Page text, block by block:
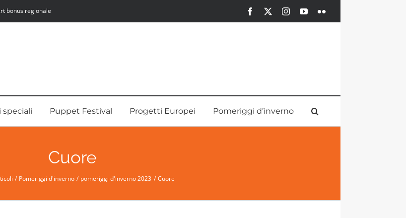
bonus regionale Facebook InstagramYouTubeFlickr
Puppet Festival Progetti Europei Pomeriggi d’inverno
Cuore
Pomeriggi d'inverno pomeriggi d'inverno 2023 Cuore